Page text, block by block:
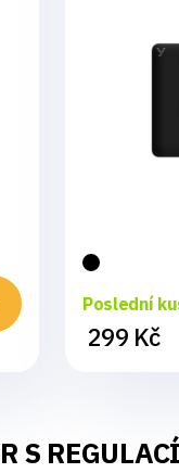
Poslední
299 Kč
S